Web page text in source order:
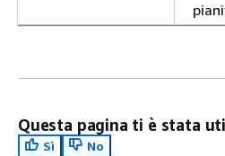
Questa pagina ti è stata
Sì
No